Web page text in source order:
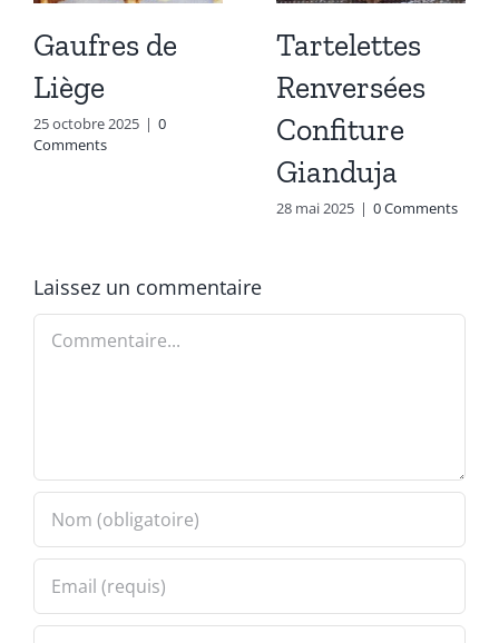
Gaufres de
Liège
25 octobre 2025 | 0
Comments
Tartelettes
Renversées
Confiture
Gianduja
28 mai 2025 | 0 Comments
Laissez un commentaire
Commentaire